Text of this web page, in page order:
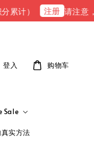
） 注册 请注意，请
Sale
实方法
登入 购物车